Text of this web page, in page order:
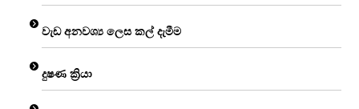
වැඩ අනවශ්‍ය ලෙස කල් දැමීම
දුෂණ ක්‍රියා